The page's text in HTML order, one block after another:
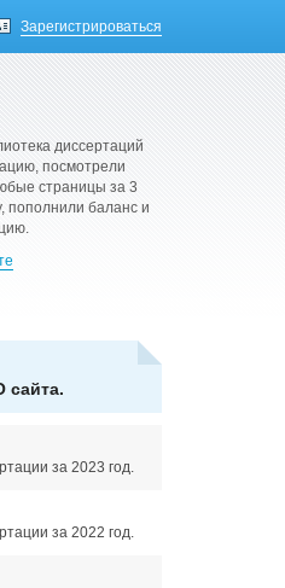
Зарегистрироваться
диссертаций
посмотрели
страницы за 3
пополнили баланс и
сайта.
за 2023 год.
за 2022 год.